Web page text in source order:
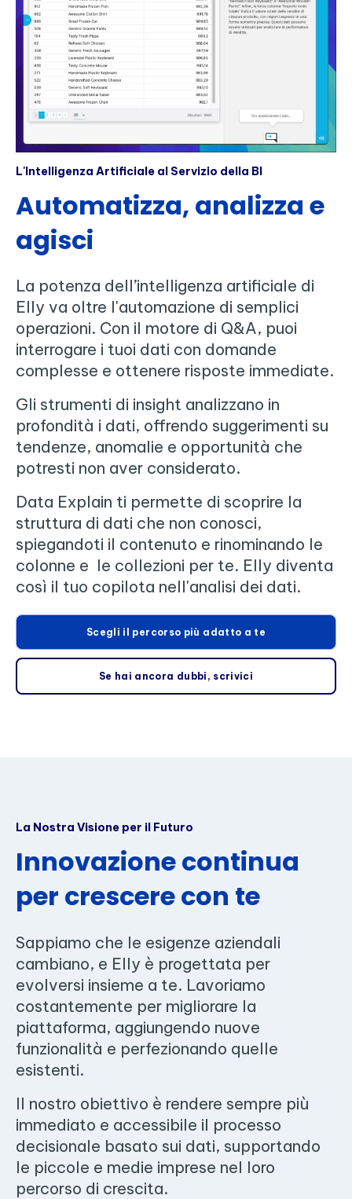
L'Intelligenza Artificiale al Servizio della BI
Automatizza, analizza e
agisci
La potenza dell’intelligenza artificiale di
Elly va oltre l'automazione di semplici
operazioni. Con il motore di Q&A, puoi
interrogare i tuoi dati con domande
complesse e ottenere risposte immediate.
Gli strumenti di insight analizzano in
profondità i dati, offrendo suggerimenti su
tendenze, anomalie e opportunità che
potresti non aver considerato.
Data Explain ti permette di scoprire la
struttura di dati che non conosci,
spiegandoti il contenuto e rinominando le
colonne e le collezioni per te. Elly diventa
così il tuo copilota nell'analisi dei dati.
Scegli il percorso più adatto a te
Se hai ancora dubbi, scrivici
La Nostra Visione per il Futuro
Innovazione continua
per crescere con te
Sappiamo che le esigenze aziendali
cambiano, e Elly è progettata per
evolversi insieme a te. Lavoriamo
costantemente per migliorare la
piattaforma, aggiungendo nuove
funzionalità e perfezionando quelle
esistenti.
Il nostro obiettivo è rendere sempre più
immediato e accessibile il processo
decisionale basato sui dati, supportando
le piccole e medie imprese nel loro
percorso di crescita.